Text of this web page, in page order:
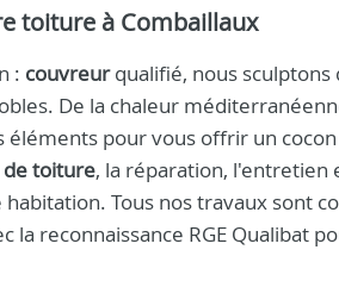
toiture à Combaillaux
: couvreurqualifié, nous sculptons
De la chaleur
pour vous offrir un
toiture, la réparation,
Tous nos travaux sont
la reconnaissance RGE Qualibat